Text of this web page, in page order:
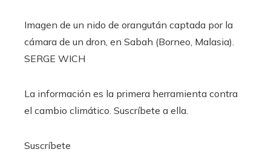
Imagen de un nido de orangután captada por la
cámara de un dron, en Sabah (Borneo, Malasia).
SERGE WICH
La información es la primera herramienta contra
el cambio climático. Suscríbete a ella.
Suscríbete